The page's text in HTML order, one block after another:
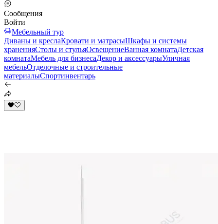
Сообщения
Войти
Мебельный тур
Диваны и креслаКровати и матрасыШкафы и системы
храненияСтолы и стульяОсвещениеВанная комнатаДетская
комнатаМебель для бизнесаДекор и аксессуарыУличная
мебельОтделочные и строительные
материалыСпортинвентарь